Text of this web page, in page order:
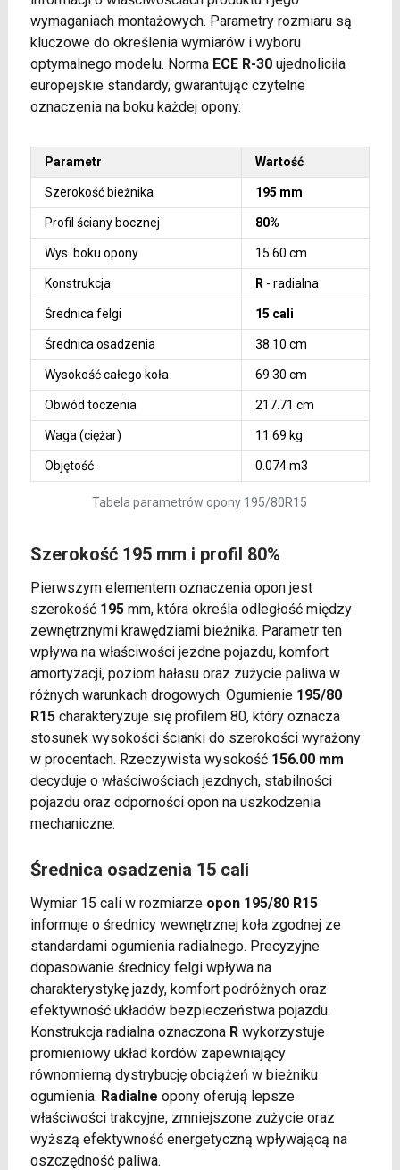
wymaganiach montażowych. Parametry rozmiaru są
kluczowe do określenia wymiarów i wyboru
optymalnego modelu. Norma ECE R-30ujednoliciła
europejskie standardy, gwarantując czytelne
oznaczenia na boku każdej opony.
Tabela parametrów opony 195/80R15
Parametr Wartość
Szerokość bieżnika 195 mm
Profil ściany bocznej 80%
Wys. boku opony 15.60 cm
Konstrukcja R - radialna
Średnica felgi 15 cali
Średnica osadzenia 38.10 cm
Wysokość całego koła 69.30 cm
Obwód toczenia 217.71 cm
Waga (ciężar) 11.69 kg
Objętość 0.074 m3
Szerokość 195 mm i profil 80%
Pierwszym elementem oznaczenia opon jest
szerokość 195mm, która określa odległość między
zewnętrznymi krawędziami bieżnika. Parametr ten
wpływa na właściwości jezdne pojazdu, komfort
amortyzacji, poziom hałasu oraz zużycie paliwa w
różnych warunkach drogowych. Ogumienie 195/80
R15charakteryzuje się profilem 80, który oznacza
stosunek wysokości ścianki do szerokości wyrażony
w procentach. Rzeczywista wysokość 156.00 mm
decyduje o właściwościach jezdnych, stabilności
pojazdu oraz odporności opon na uszkodzenia
mechaniczne.
Średnica osadzenia 15 cali
Wymiar 15 cali w rozmiarze opon 195/80 R15
informuje o średnicy wewnętrznej koła zgodnej ze
standardami ogumienia radialnego. Precyzyjne
dopasowanie średnicy felgi wpływa na
charakterystykę jazdy, komfort podróżnych oraz
efektywność układów bezpieczeństwa pojazdu.
Konstrukcja radialna oznaczona Rwykorzystuje
promieniowy układ kordów zapewniający
równomierną dystrybucję obciążeń w bieżniku
ogumienia. Radialne opony oferują lepsze
właściwości trakcyjne, zmniejszone zużycie oraz
wyższą efektywność energetyczną wpływającą na
oszczędność paliwa.